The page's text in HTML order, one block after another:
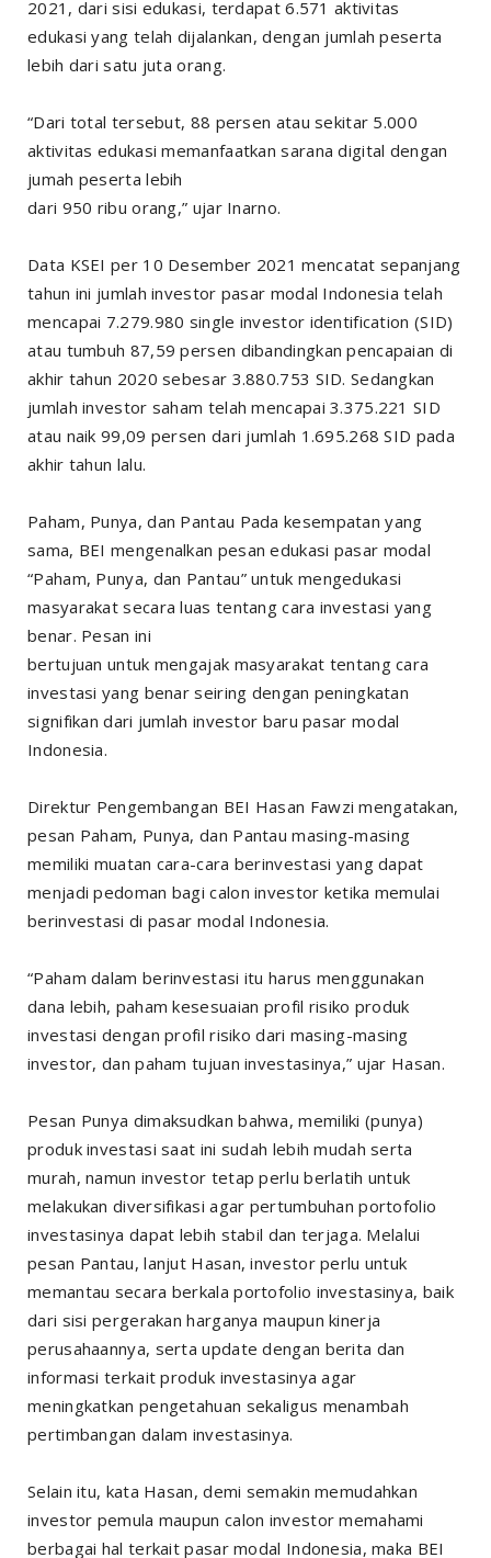
2021, dari sisi edukasi, terdapat 6.571 aktivitas
edukasi yang telah dijalankan, dengan jumlah peserta
lebih dari satu juta orang.
“Dari total tersebut, 88 persen atau sekitar 5.000
aktivitas edukasi memanfaatkan sarana digital dengan
jumah peserta lebih
dari 950 ribu orang,” ujar Inarno.
Data KSEI per 10 Desember 2021 mencatat sepanjang
tahun ini jumlah investor pasar modal Indonesia telah
mencapai 7.279.980 single investor identification (SID)
atau tumbuh 87,59 persen dibandingkan pencapaian di
akhir tahun 2020 sebesar 3.880.753 SID. Sedangkan
jumlah investor saham telah mencapai 3.375.221 SID
atau naik 99,09 persen dari jumlah 1.695.268 SID pada
akhir tahun lalu.
Paham, Punya, dan Pantau Pada kesempatan yang
sama, BEI mengenalkan pesan edukasi pasar modal
“Paham, Punya, dan Pantau” untuk mengedukasi
masyarakat secara luas tentang cara investasi yang
benar. Pesan ini
bertujuan untuk mengajak masyarakat tentang cara
investasi yang benar seiring dengan peningkatan
signifikan dari jumlah investor baru pasar modal
Indonesia.
Direktur Pengembangan BEI Hasan Fawzi mengatakan,
pesan Paham, Punya, dan Pantau masing-masing
memiliki muatan cara-cara berinvestasi yang dapat
menjadi pedoman bagi calon investor ketika memulai
berinvestasi di pasar modal Indonesia.
“Paham dalam berinvestasi itu harus menggunakan
dana lebih, paham kesesuaian profil risiko produk
investasi dengan profil risiko dari masing-masing
investor, dan paham tujuan investasinya,” ujar Hasan.
Pesan Punya dimaksudkan bahwa, memiliki (punya)
produk investasi saat ini sudah lebih mudah serta
murah, namun investor tetap perlu berlatih untuk
melakukan diversifikasi agar pertumbuhan portofolio
investasinya dapat lebih stabil dan terjaga. Melalui
pesan Pantau, lanjut Hasan, investor perlu untuk
memantau secara berkala portofolio investasinya, baik
dari sisi pergerakan harganya maupun kinerja
perusahaannya, serta update dengan berita dan
informasi terkait produk investasinya agar
meningkatkan pengetahuan sekaligus menambah
pertimbangan dalam investasinya.
Selain itu, kata Hasan, demi semakin memudahkan
investor pemula maupun calon investor memahami
berbagai hal terkait pasar modal Indonesia, maka BEI